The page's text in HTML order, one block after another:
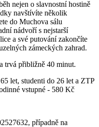
nejen o slavnostní hostině
navštívíte několik
do Muchova sálu
nádvoří s nejstarší
a své putování zakončíte
zámeckých zahrad.
trvá přibližně 40 minut.
let, studenti do 26 let a ZTP
vstupné - 580 Kč
případně na